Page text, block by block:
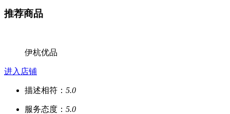
推荐商品
伊杭优品
进入店铺
描述相符： 5.0
服务态度： 5.0